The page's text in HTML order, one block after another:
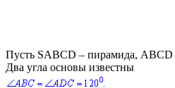
Пусть SABCD – пирамида, ABCD
Два угла основы известны